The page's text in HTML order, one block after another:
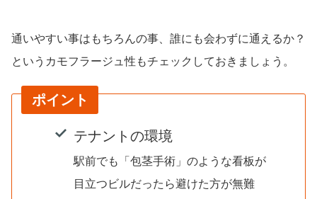
通いやすい事はもちろんの事、誰にも会わずに通えるか？
というカモフラージュ性もチェックしておきましょう。
ポイント
テナントの環境
駅前でも「包茎手術」のような看板が
目立つビルだったら避けた方が無難